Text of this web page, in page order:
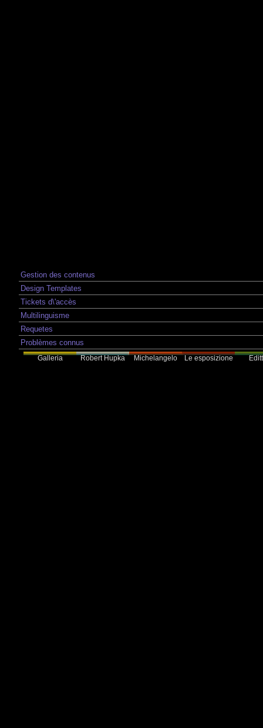
Gestion des contenus
Design Templates
Tickets d\'accès
Multilinguisme
Requetes
Problèmes connus
Galleria Robert Hupka Michelangelo Le esposizione